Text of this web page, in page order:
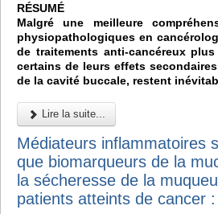
RÉSUMÉ
Malgré une meilleure
physiopathologiques en
de traitements anti-cancéreux
certains de leurs effets
de la cavité buccale, restent
Lire la suite...
Médiateurs inflammatoires
que biomarqueurs de la
la sécheresse de la
patients atteints de cancer